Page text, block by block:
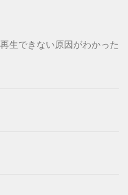
生できない原因がわかった